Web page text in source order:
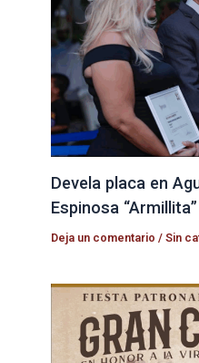
Devela placa en
Espinosa “Armillita”
Deja un comentario /Sin